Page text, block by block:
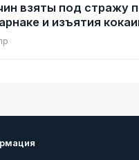
взяты под стражу
и изъятия